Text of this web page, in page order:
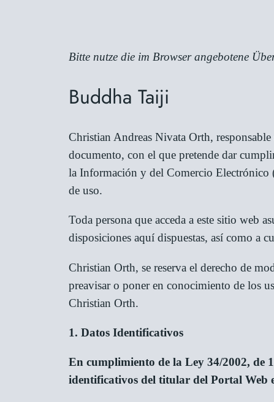
Bitte nutze die im Browser angebotene
Buddha Taiji
Christian Andreas Nivata Orth,
documento, con el que pretende dar
la Información y del Comercio Electrónico
de uso.
Toda persona que acceda a este sitio web
disposiciones aquí dispuestas, así como a
Christian Orth, se reserva el derecho de
preavisar o poner en conocimiento de los
Christian Orth.
1. Datos Identificativos
En cumplimiento de la Ley 34/2002, de
identificativos del titular del Portal Web